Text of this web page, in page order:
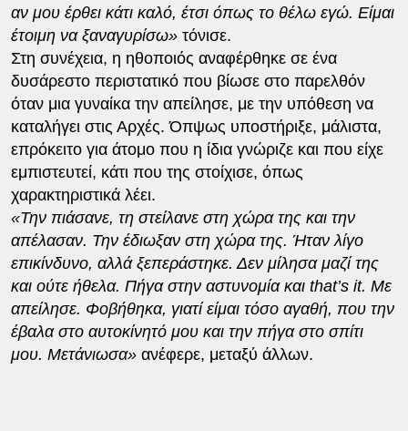
αν μου έρθει κάτι καλό, έτσι όπως το θέλω εγώ. Είμαι
έτοιμη να ξαναγυρίσω» τόνισε.
Στη συνέχεια, η ηθοποιός αναφέρθηκε σε ένα
δυσάρεστο περιστατικό που βίωσε στο παρελθόν
όταν μια γυναίκα την απείλησε, με την υπόθεση να
καταλήγει στις Αρχές. Όπψως υποστήριξε, μάλιστα,
επρόκειτο για άτομο που η ίδια γνώριζε και που είχε
εμπιστευτεί, κάτι που της στοίχισε, όπως
χαρακτηριστικά λέει.
«Την πιάσανε, τη στείλανε στη χώρα της και την
απέλασαν. Την έδιωξαν στη χώρα της. Ήταν λίγο
επικίνδυνο, αλλά ξεπεράστηκε. Δεν μίλησα μαζί της
και ούτε ήθελα. Πήγα στην αστυνομία και that’s it. Με
απείλησε. Φοβήθηκα, γιατί είμαι τόσο αγαθή, που την
έβαλα στο αυτοκίνητό μου και την πήγα στο σπίτι
μου. Μετάνιωσα»ανέφερε, μεταξύ άλλων.